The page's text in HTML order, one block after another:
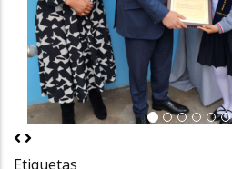
Previous
Etiquetas